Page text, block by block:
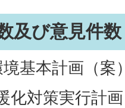
及び意見件数
境基本計画（
化対策実行計